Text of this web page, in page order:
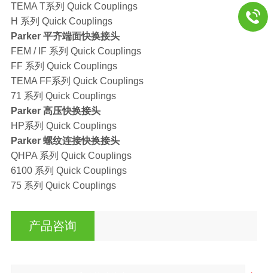
TEMA T系列 Quick Couplings
H 系列 Quick Couplings
Parker 平齐端面快换接头
FEM / IF 系列 Quick Couplings
FF 系列 Quick Couplings
TEMA FF系列 Quick Couplings
71 系列 Quick Couplings
Parker 高压快换接头
HP系列 Quick Couplings
Parker 螺纹连接快换接头
QHPA 系列 Quick Couplings
6100 系列 Quick Couplings
75 系列 Quick Couplings
产品咨询